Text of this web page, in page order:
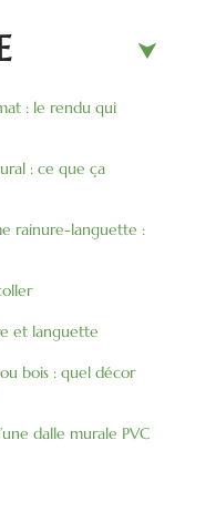
: le rendu qui
: ce que ça
rainure-languette :
et languette
bois : quel décor
dalle murale PVC